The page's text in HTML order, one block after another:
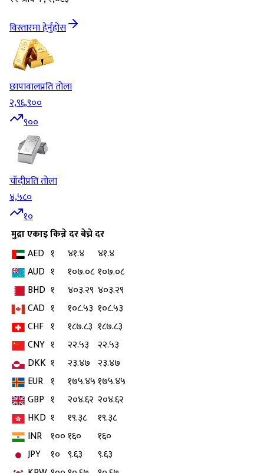
विस्तारमा हेर्नुहोस
छापावालप्रति तोला
२,९६,९००
९००
चाँदीप्रति तोला
४,५८०
१०
मुद्राएकाइकिन्ने दरबेच्ने दर
AED १ ४१.४
४१.४
AUD १ १०७.०८ १०७.०८
BHD १ ४०३.२९ ४०३.२९
CAD १ १०८.५३ १०८.५३
CHF १ १८७.८३ १८७.८३
CNY १ २२.५३
२२.५३
DKK १ २३.४७ २३.४७
EUR १ १७५.४५१७५.४५
GBP १ २०४.६२ २०४.६२
HKD १ १९.३८
१९.३८
INR १००१६०
१६०
JPY
१० ९.६३
९.६३